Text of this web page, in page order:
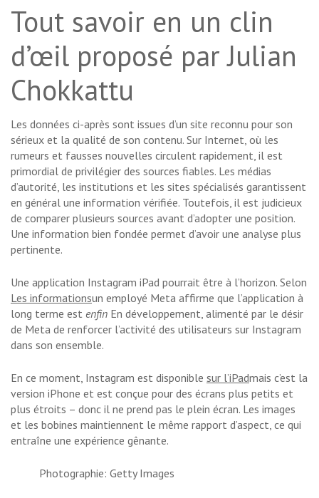
Tout savoir en un clin
d’œil proposé par Julian
Chokkattu
Les données ci-après sont issues d’un site reconnu pour son
sérieux et la qualité de son contenu. Sur Internet, où les
rumeurs et fausses nouvelles circulent rapidement, il est
primordial de privilégier des sources fiables. Les médias
d’autorité, les institutions et les sites spécialisés garantissent
en général une information vérifiée. Toutefois, il est judicieux
de comparer plusieurs sources avant d’adopter une position.
Une information bien fondée permet d’avoir une analyse plus
pertinente.
Une application Instagram iPad pourrait être à l’horizon. Selon
Les informationsun employé Meta affirme que l’application à
long terme est enfin En développement, alimenté par le désir
de Meta de renforcer l’activité des utilisateurs sur Instagram
dans son ensemble.
En ce moment, Instagram est disponible sur l’iPadmais c’est la
version iPhone et est conçue pour des écrans plus petits et
plus étroits – donc il ne prend pas le plein écran. Les images
et les bobines maintiennent le même rapport d’aspect, ce qui
entraîne une expérience gênante.
Photographie: Getty Images